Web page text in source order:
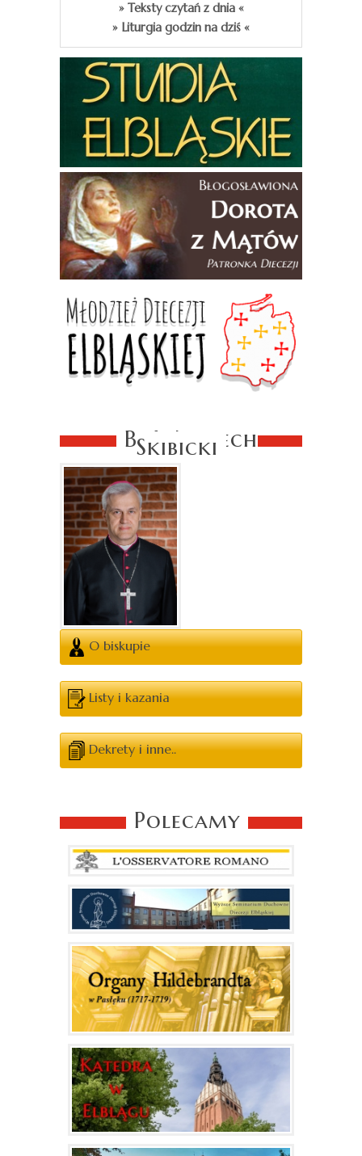
» Teksty czytań z dnia «
» Liturgia godzin na dziś «
Bp Wojciech
Skibicki
O biskupie
Listy i kazania
Dekrety i inne..
Polecamy